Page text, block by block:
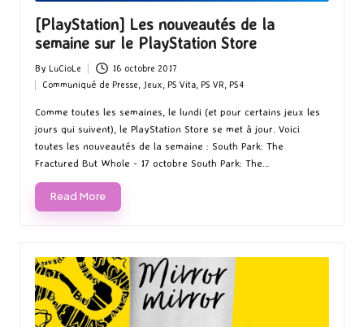
[PlayStation] Les nouveautés de la
semaine sur le PlayStation Store
Posted
by
By LuCioLe 16 octobre 2017
in
Communiqué de Presse, Jeux,PS Vita,PS VR,PS4
Comme toutes les semaines, le lundi (et pour certains jeux les
jours qui suivent), le PlayStation Store se met à jour. Voici
toutes les nouveautés de la semaine : South Park: The
Fractured But Whole - 17 octobre South Park: The…
Read More